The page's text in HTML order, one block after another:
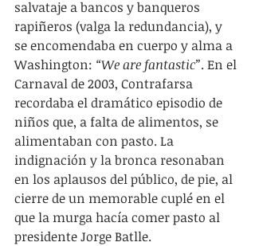
salvataje a bancos y banqueros
rapiñeros (valga la redundancia), y
se encomendaba en cuerpo y alma a
Washington: “We are fantastic”. En el
Carnaval de 2003, Contrafarsa
recordaba el dramático episodio de
niños que, a falta de alimentos, se
alimentaban con pasto. La
indignación y la bronca resonaban
en los aplausos del público, de pie, al
cierre de un memorable cuplé en el
que la murga hacía comer pasto al
presidente Jorge Batlle.